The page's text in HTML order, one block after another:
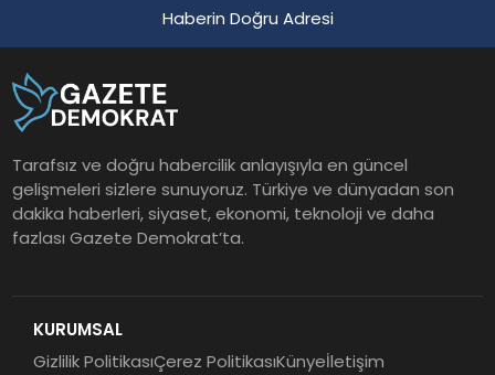
Haberin Doğru Adresi
Tarafsız ve doğru habercilik anlayışıyla en güncel
gelişmeleri sizlere sunuyoruz. Türkiye ve dünyadan son
dakika haberleri, siyaset, ekonomi, teknoloji ve daha
fazlası Gazete Demokrat’ta.
KURUMSAL
Gizlilik PolitikasıÇerez PolitikasıKünyeİletişim